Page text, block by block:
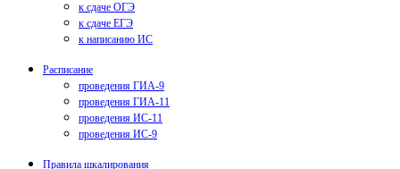
к сдаче ОГЭ
к сдаче ЕГЭ
к написанию ИС
Расписание
проведения ГИА-9
проведения ГИА-11
проведения ИС-11
проведения ИС-9
Правила шкалирования